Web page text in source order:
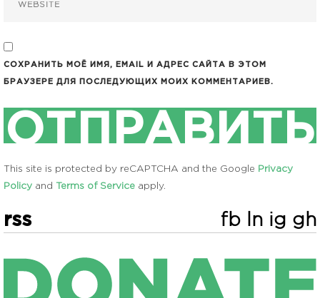
СОХРАНИТЬ МОЁ ИМЯ, EMAIL И АДРЕС САЙТА В ЭТОМ
БРАУЗЕРЕ ДЛЯ ПОСЛЕДУЮЩИХ МОИХ КОММЕНТАРИЕВ.
This site is protected by reCAPTCHA and the Google Privacy
Policy and Terms of Service apply.
rss fb ln ig gh